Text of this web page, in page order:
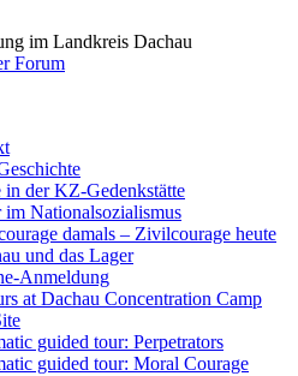
im Landkreis Dachau
in der KZ-Gedenkstätte
im Nationalsozialismus
damals – Zivilcourage heute
und das Lager
Anmeldung
at Dachau Concentration Camp
guided tour: Perpetrators
guided tour: Moral Courage